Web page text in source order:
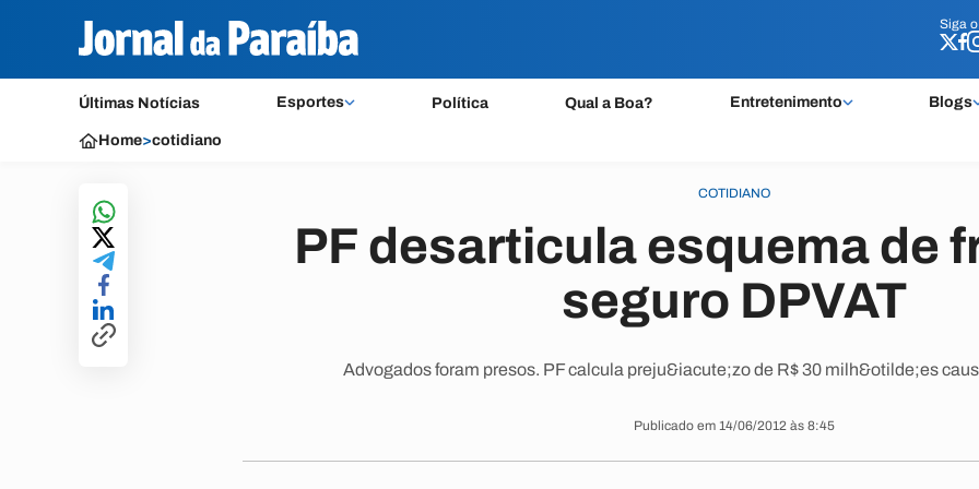
Siga o
Últimas Notícias Esportes Política Qual a Boa? Entretenimento Blogs
Siga o
Home>cotidiano
COTIDIANO
PF desarticula esquema de
seguro DPVAT
Advogados foram presos. PF calcula preju&iacute;zo de R$ 30 milh&otilde;es
Publicado em 14/06/2012 às 8:45